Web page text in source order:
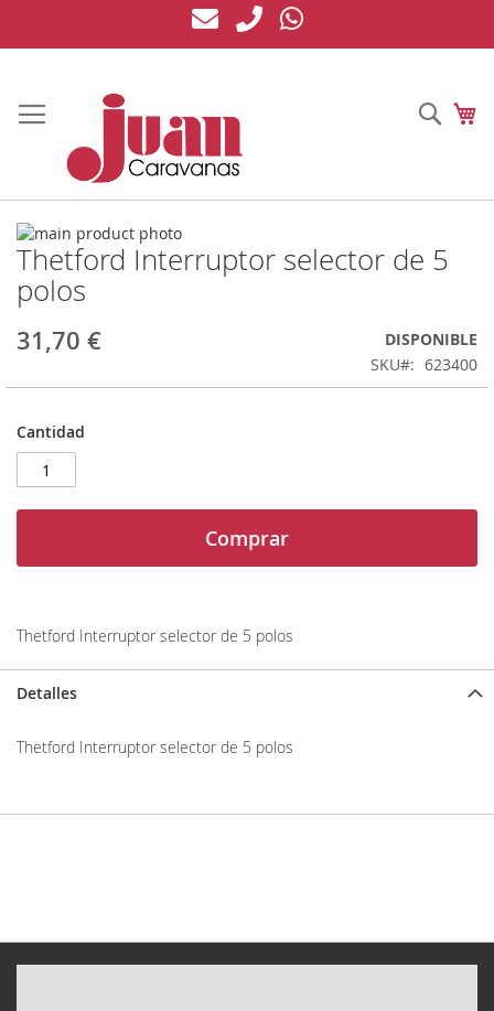
contenido
Thetford Interruptor selector de 5
polos
31,70 €
DISPONIBLE
SKU
623400
Cantidad
Comprar
Thetford Interruptor selector de 5 polos
Saltar
al
final
de
galería
imágenes
Saltar
al
comienzo
la
de
Detalles
Thetford Interruptor selector de 5 polos